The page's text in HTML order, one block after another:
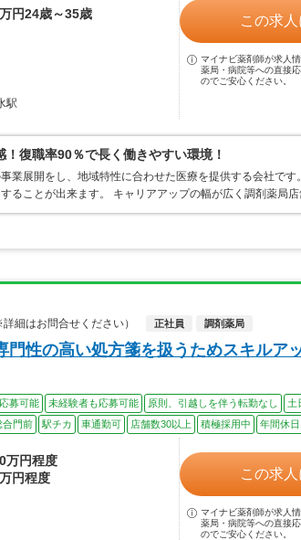
円24歳～35歳
駅
この求
マイナビ薬剤師が求人
薬局・病院等への直接
のでご安心ください。
復職率90％で長く働きやすい環境！
業展開をし、地域特性に合わせた医療を提供する会社で
ることが出来ます。 キャリアアップの幅が広く調剤薬局
細はお問合せください）
正社員 調剤薬局
性の高い処方箋を扱うためスキルア
募可能 未経験者も応募可能 原則、引越しを伴う転勤なし 土
合門前 駅チカ 車通勤可 店舗数30以上 積極採用中 年間休
万円程度
円程度
この求
マイナビ薬剤師が求人
薬局・病院等への直接
のでご安心ください。